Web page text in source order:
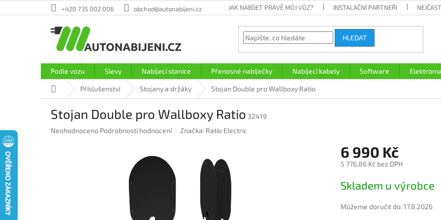
na
+420 735 002 006 obchod@autonabijeni.cz JAK NABÍJET PRÁVĚ MŮJ VŮZ? INSTALAČNÍ PARTNEŘI
HLEDAT
Podle vozu Slevy Nabíjecí stanice Přenosné nabíječky Nabíjecí kabely Software
Domů Příslušenství Stojany a držáky Stojan Double pro Wallboxy Ratio
Stojan Double pro Wallboxy Ratio 32419
Průměrné
Neohodnoceno Podrobnosti hodnocení Značka: Ratio Electric
6 990 Kč
5 776,86 Kč bez DPH
cena:
Skladem u výrobce
Můžeme doručit do:17.8.2026